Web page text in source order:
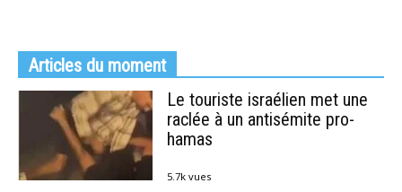
Articles du moment
Le touriste israélien met une
raclée à un antisémite pro-
hamas
5.7k vues